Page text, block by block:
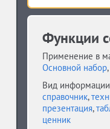
Функции
Применение в
Основной набор,
Вид
справочник,
презентация,
ценник